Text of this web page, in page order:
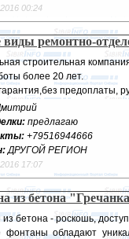
00:24
ремонтно-
строительная
более 20 лет.
предоплаты,
предлагаю
+79516944666
ДРУГОЙ РЕГИОН
17:07
из бетона
бетона - роскошь,
фонтаны обладают